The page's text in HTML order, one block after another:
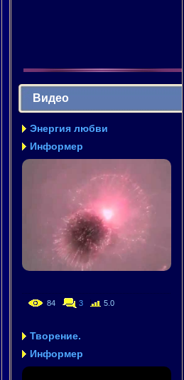
Видео
Энергия любви
Информер
84 3 5.0
Творение.
Информер